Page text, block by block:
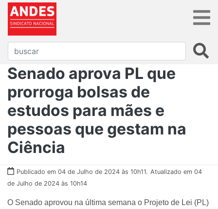
Senado aprova PL que
prorroga bolsas de
estudos para mães e
pessoas que gestam na
Ciência
Publicado em 04 de Julho de 2024 às 10h11. Atualizado em 04
de Julho de 2024 às 10h14
O Senado aprovou na última semana o Projeto de Lei (PL)